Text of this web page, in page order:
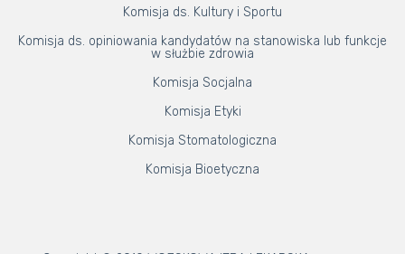
Komisja ds. Kultury i Sportu
Komisja ds. opiniowania kandydatów na stanowiska lub funkcje
w służbie zdrowia
Komisja Socjalna
Komisja Etyki
Komisja Stomatologiczna
Komisja Bioetyczna